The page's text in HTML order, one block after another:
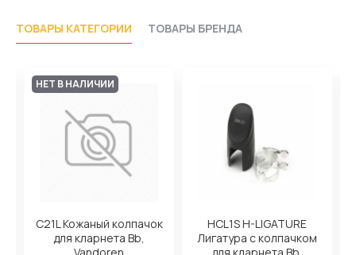
ТОВАРЫ КАТЕГОРИИ ТОВАРЫ БРЕНДА
НЕТ В НАЛИЧИИ
C21L Кожаный колпачок
для кларнета Bb,
Vandoren
HCL1S H-LIGATURE
Лигатура с колпачком
для кларнета Bb,